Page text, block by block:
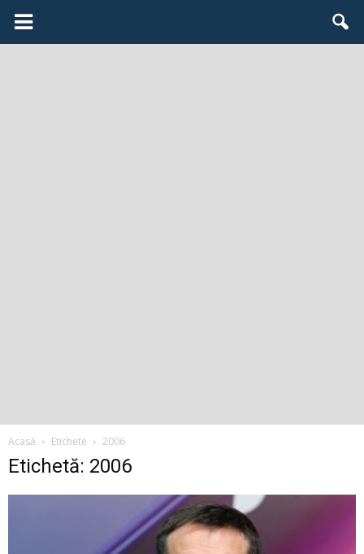
Acasă Etichete 2006
Etichetă: 2006